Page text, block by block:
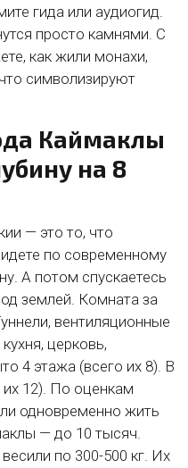
гида или аудиогид.
просто камнями. С
как жили монахи,
символизируют
Каймаклы
на 8
— это то, что
по современному
А потом спускаетесь
землей. Комната за
вентиляционные
церковь,
4 этажа (всего их 8). В
12). По оценкам
одновременно жить
— до 10 тысяч.
по 300-500 кг. Их